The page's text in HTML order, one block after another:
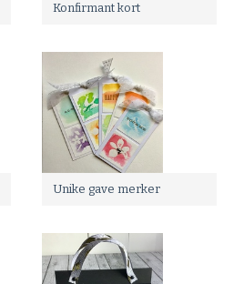
Konfirmant kort
Unike gave merker